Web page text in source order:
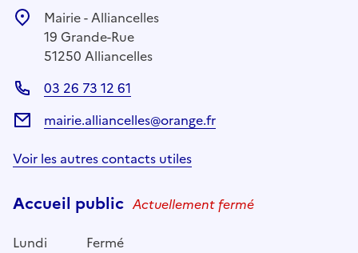
Mairie - Alliancelles
19 Grande-Rue
51250 Alliancelles
03 26 73 12 61
mairie.alliancelles@orange.fr
Voir les autres contacts utiles
Accueil public Actuellement fermé
Lundi
Fermé